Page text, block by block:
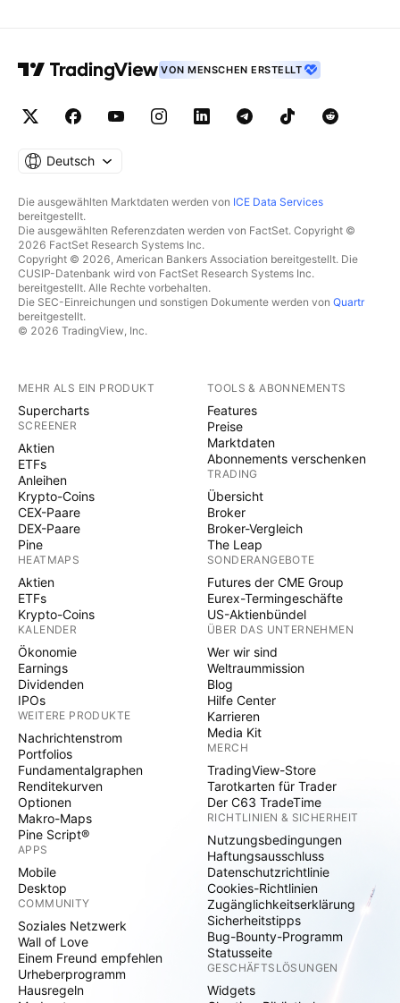
VON MENSCHEN ERSTELLT
Deutsch
Die ausgewählten Marktdaten werden von ICE Data Services
bereitgestellt.
Die ausgewählten Referenzdaten werden von FactSet. Copyright ©
2026 FactSet Research Systems Inc.
Copyright © 2026, American Bankers Association bereitgestellt. Die
CUSIP-Datenbank wird von FactSet Research Systems Inc.
bereitgestellt. Alle Rechte vorbehalten.
Die SEC-Einreichungen und sonstigen Dokumente werden von Quartr
bereitgestellt.
© 2026 TradingView, Inc.
MEHR ALS EIN PRODUKT
Supercharts
SCREENER
Aktien
ETFs
Anleihen
Krypto-Coins
CEX-Paare
DEX-Paare
Pine
HEATMAPS
Aktien
ETFs
Krypto-Coins
KALENDER
Ökonomie
Earnings
Dividenden
IPOs
WEITERE PRODUKTE
Nachrichtenstrom
Portfolios
Fundamentalgraphen
Renditekurven
Optionen
Makro-Maps
Pine Script®
APPS
Mobile
Desktop
COMMUNITY
Soziales Netzwerk
Wall of Love
Einem Freund empfehlen
Urheberprogramm
Hausregeln
TOOLS & ABONNEMENTS
Features
Preise
Marktdaten
Abonnements verschenken
TRADING
Übersicht
Broker
Broker-Vergleich
The Leap
SONDERANGEBOTE
Futures der CME Group
Eurex-Termingeschäfte
US-Aktienbündel
ÜBER DAS UNTERNEHMEN
Wer wir sind
Weltraummission
Blog
Hilfe Center
Karrieren
Media Kit
MERCH
TradingView-Store
Tarotkarten für Trader
Der C63 TradeTime
RICHTLINIEN & SICHERHEIT
Nutzungsbedingungen
Haftungsausschluss
Datenschutzrichtlinie
Cookies-Richtlinien
Zugänglichkeitserklärung
Sicherheitstipps
Bug-Bounty-Programm
Statusseite
GESCHÄFTSLÖSUNGEN
Widgets